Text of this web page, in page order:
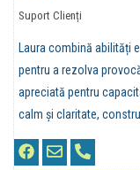
Suport Clienți
Laura combină abilități
pentru a rezolva
apreciată pentru
calm și claritate,